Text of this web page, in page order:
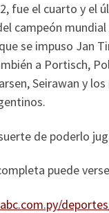
fue el cuarto y el
campeón
se impuso Jan
a Portisch,
Seirawan y
de poderlo
puede